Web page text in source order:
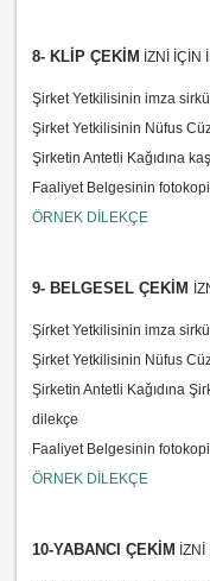
8- KLİP ÇEKİM İZNİ İÇİN
Şirket Yetkilisinin imza
Şirket Yetkilisinin Nüfus
Şirketin Antetli Kağıdına
Faaliyet Belgesinin
ÖRNEK DİLEKÇE
9- BELGESEL ÇEKİM
Şirket Yetkilisinin imza
Şirket Yetkilisinin Nüfus
Şirketin Antetli Kağıdına
dilekçe
Faaliyet Belgesinin
ÖRNEK DİLEKÇE
10-YABANCI ÇEKİM İZNİ